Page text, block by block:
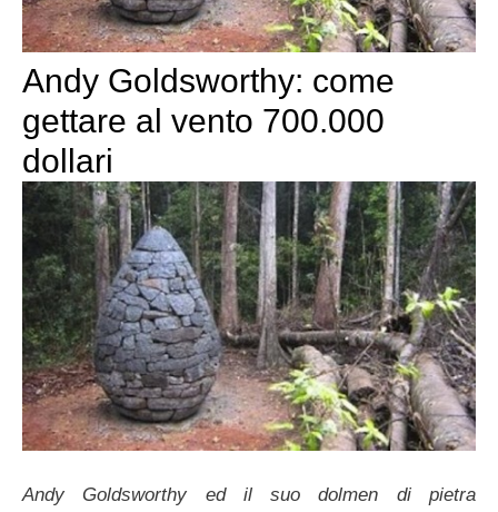
Andy Goldsworthy: come
gettare al vento 700.000
dollari
Andy Goldsworthy ed il suo dolmen di pietra